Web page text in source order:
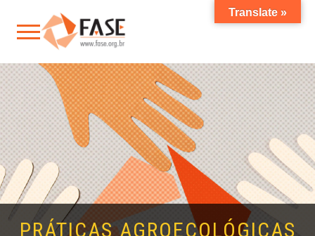
PRÁTICAS AGROECOLÓGICAS
Translate »